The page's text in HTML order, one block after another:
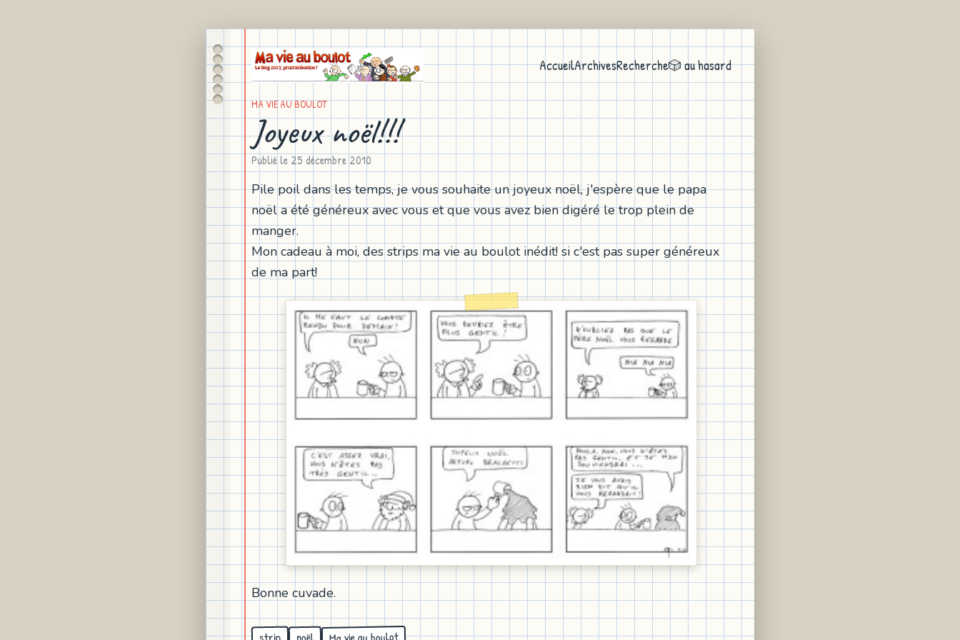
AccueilArchivesRecherche🎲 au hasard
MA VIE AU BOULOT
Joyeux noël!!!
Publié le 25 décembre 2010
Pile poil dans les temps, je vous souhaite un joyeux noël, j'espère que le papa
noël a été généreux avec vous et que vous avez bien digéré le trop plein de
manger.
Mon cadeau à moi, des strips ma vie au boulot inédit! si c'est pas super généreux
de ma part!
Bonne cuvade.
strip noël Ma vie au boulot